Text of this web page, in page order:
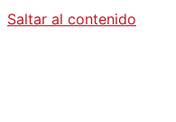
Saltar al contenido